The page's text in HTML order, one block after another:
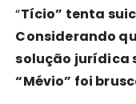
“Tício” tenta
Considerando
solução jurídica
“Mévio” foi